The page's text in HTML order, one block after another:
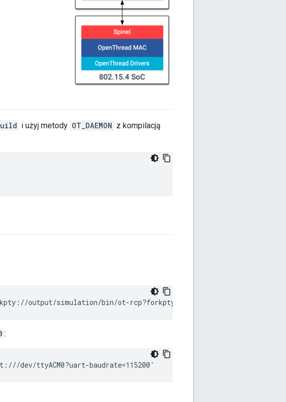
i użyj metody OT_DAEMON z kompilacją
output/simulation/bin/ot-rcp?forkpty-arg=1'
:
dev/ttyACM0?uart-baudrate=115200'